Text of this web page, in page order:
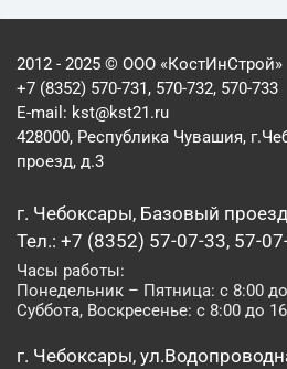
2012 - 2025 © ООО «КостИнСтрой»
+7 (8352) 570-731, 570-732, 570-733
E-mail: kst@kst21.ru
428000, Республика Чувашия,
проезд, д.3
г. Чебоксары, Базовый
Тел.: +7 (8352) 57-07-33, 57-
Часы работы:
Понедельник – Пятница: с 8:00
Суббота, Воскресенье: с 8:00 до
г. Чебоксары,